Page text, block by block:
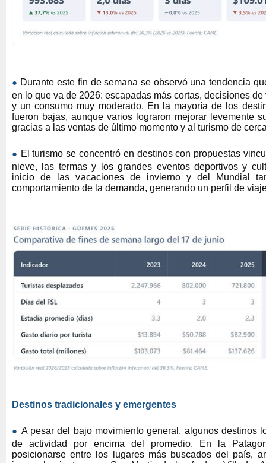
● Durante este fin de semana se observó una tendencia
en lo que va de 2026: escapadas más cortas, decisiones
y un consumo muy moderado. En la mayoría de los
fueron bajas, aunque varios lograron mejorar levemente
gracias a las ventas de último momento y al turismo de
● El turismo se concentró en destinos con propuestas
nieve, las termas y los grandes eventos deportivos y
inicio de las vacaciones de invierno y del Mundial
comportamiento de la demanda, generando un perfil de
Destinos tradicionales y emergentes
● A pesar del bajo movimiento general, algunos destinos
de actividad por encima del promedio. En la
posicionarse entre los lugares más buscados del país,